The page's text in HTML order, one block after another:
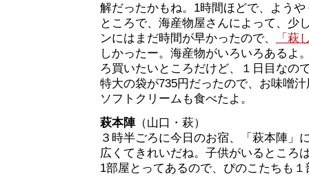
解だったかもね。1時間ほどで、よう
ところで、海産物屋さんによって、少
ンにはまだ時間が早かったので、
「萩
しかったー。海産物がいろいろあるよ
ろ買いたいところだけど、１日目なの
特大の袋が735円だったので、お味噌
ソフトクリームも食べたよ。
萩本陣（山口・萩）
３時半ごろに今日のお宿、「萩本陣」
広くてきれいだね。子供がいるところ
1部屋とってあるので、ぴのこたちも